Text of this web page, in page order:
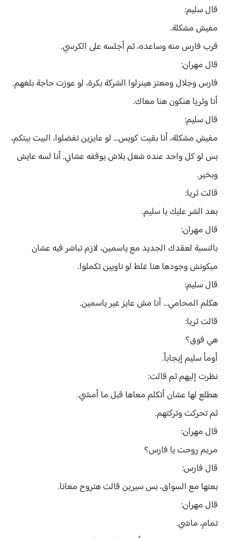
قال سليم:
مفيش مشكلة.
قرب فارس منه وساعده، ثم أجلسه على الكرسي.
قال مهران:
فارس وجلال ومعتز هينزلوا الشركة بكرة، لو عوزت حاجة بلغهم.
أنا وثريا هنكون هنا معاك.
قال سليم:
مفيش مشكلة، أنا بقيت كويس... لو عايزين تفضلوا، البيت بيتكم،
بس لو كل واحد عنده شغل بلاش يوقفه عشاني. أنا لسه عايش
وبخير.
قالت ثريا:
بعد الشر عليك يا سليم.
قال مهران:
بالنسبة لعقدك الجديد مع ياسمين، لازم تباشر فيه عشان
ميكونش وجودها هنا غلط لو ناويين تكملوا.
قال سليم:
هكلم المحامي... أنا مش عايز غير ياسمين.
قالت ثريا:
هي فوق؟
أومأ سليم إيجاباً.
نظرت إليهم ثم قالت:
هطلع لها عشان أتكلم معاها قبل ما أمشي.
ثم تحركت وتركتهم.
قال مهران:
مريم روحت يا فارس؟
قال فارس:
بعتها مع السواق، بس سيرين قالت هتروح معانا.
قال مهران:
تمام، ماشي.